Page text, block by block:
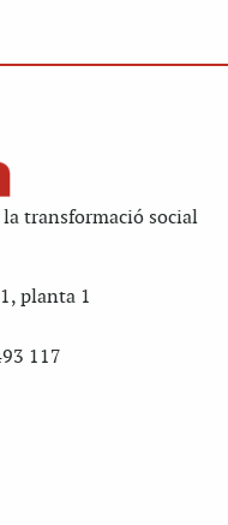
transformació social
planta 1
117